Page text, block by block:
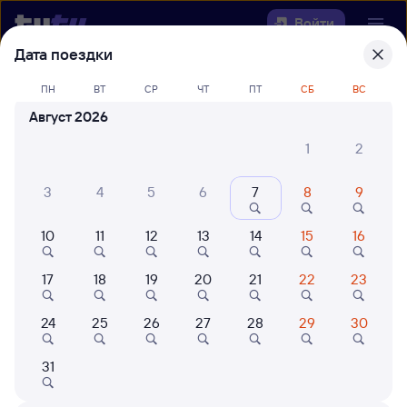
Войти
Выберите день, чтобы найтиж/д
билеты Сабурово — Аткарск
42 млн путешествуют с
Дата поездки
ПН ВТ СР ЧТ ПТ СБ ВС
Август 2026
1
2
3 4 5 6 7 8 9
10 11 12 13 14 15 16
17 18 19 20 21 22 23
24 25 26 27 28 29 30
31